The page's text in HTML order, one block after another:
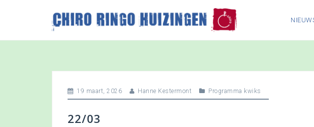
p
19 maart, 2026 Hanne Kestermont Programma kwiks
22/03